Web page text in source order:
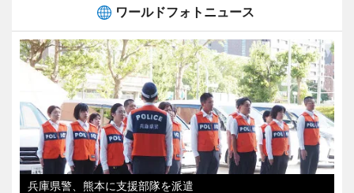
ワールドフォトニュース
兵庫県警、熊本に支援部隊を派遣